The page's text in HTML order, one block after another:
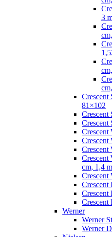
3
Crescent
81×102
Crescent
Crescent
Crescent
Crescent
Crescent
Crescent
cm, 1,4
Crescent
Crescent
Crescent
Crescent
Werner
Werner
Werner